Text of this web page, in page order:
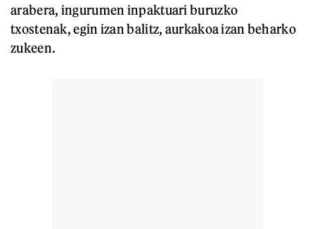
arabera, ingurumen inpaktuari buruzko
txostenak, egin izan balitz, aurkakoa izan beharko
zukeen.